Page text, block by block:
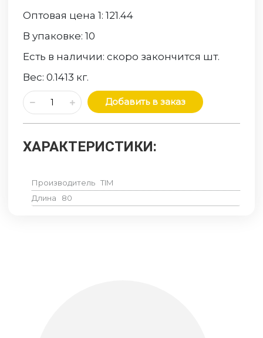
Оптовая цена 1:121.44
В упаковке:10
Есть в наличии:скоро закончится шт.
Вес:0.1413 кг.
Добавить в заказ
ХАРАКТЕРИСТИКИ:
Производитель TIM
Длина
80